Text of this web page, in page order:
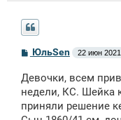
С
б
щ
е
н
ЮльSen 22 июн
Девочки, всем
недели, КС. Шейка
приняли решение